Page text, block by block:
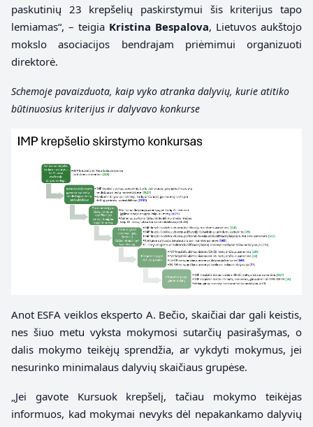
paskutinių 23 krepšelių paskirstymui šis kriterijus tapo
lemiamas“, – teigia Kristina Bespalova, Lietuvos aukštojo
mokslo asociacijos bendrajam priėmimui organizuoti
direktorė.
Schemoje pavaizduota, kaip vyko atranka dalyvių, kurie atitiko
būtinuosius kriterijus ir dalyvavo konkurse
Anot ESFA veiklos eksperto A. Bečio, skaičiai dar gali keistis,
nes šiuo metu vyksta mokymosi sutarčių pasirašymas, o
dalis mokymo teikėjų sprendžia, ar vykdyti mokymus, jei
nesurinko minimalaus dalyvių skaičiaus grupėse.
„Jei gavote Kursuok krepšelį, tačiau mokymo teikėjas
informuos, kad mokymai nevyks dėl nepakankamo dalyvių